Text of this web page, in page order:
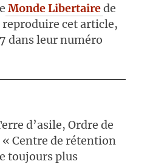
Monde Libertairede
cet article,
dans leur numéro
d’asile, Ordre de
Centre de rétention
toujours plus